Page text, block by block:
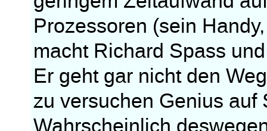
Prozessoren (sein
macht Richard Spass
Er geht gar nicht den
zu versuchen Genius